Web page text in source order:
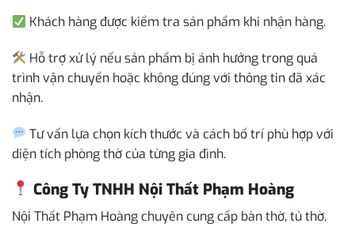
Khách hàng được kiểm tra sản phẩm khi nhận hàng.
Hỗ trợ xử lý nếu sản phẩm bị ảnh hưởng trong quá
trình vận chuyển hoặc không đúng với thông tin đã xác
nhận.
Tư vấn lựa chọn kích thước và cách bố trí phù hợp với
diện tích phòng thờ của từng gia đình.
Công Ty TNHH Nội Thất Phạm Hoàng
Nội Thất Phạm Hoàng chuyên cung cấp bàn thờ, tủ thờ,